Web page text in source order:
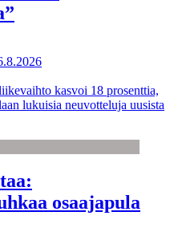
kasvoi 18 prosenttia,
lukuisia neuvotteluja uusista
osaajapula